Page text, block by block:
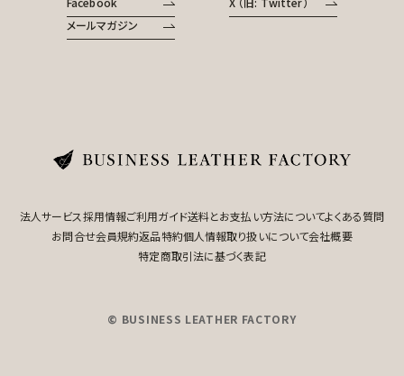
メールマガジン
法人サービス採用情報ご利用ガイド送料とお支払い方法についてよくある質問
お問合せ会員規約返品特約個人情報取り扱いについて会社概要
特定商取引法に基づく表記
© BUSINESS LEATHER FACTORY